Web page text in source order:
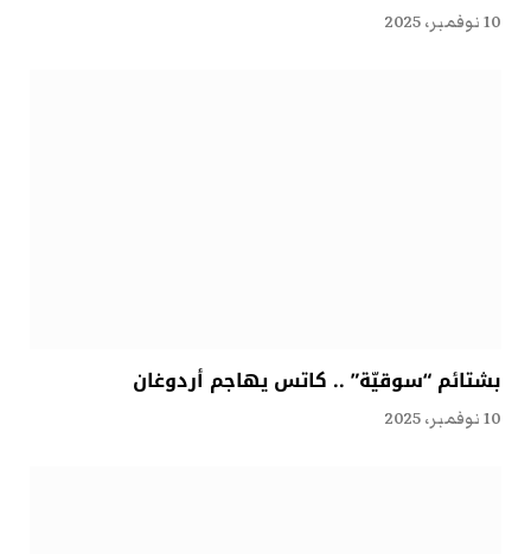
10 نوفمبر، 2025
بشتائم “سوقيّة” .. كاتس يهاجم أردوغان
10 نوفمبر، 2025